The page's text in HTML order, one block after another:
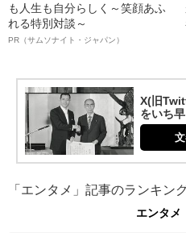
も人生も自分らしく～笑顔あふ
れる特別対談～
PR（サムソナイト・ジャパン）
X(旧
をいち
「エンタメ」記事のランキン
エンタメ